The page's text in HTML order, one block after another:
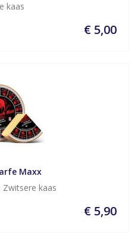
kaas
€ 5,00
Maxx
Zwitsere kaas
€ 5,90